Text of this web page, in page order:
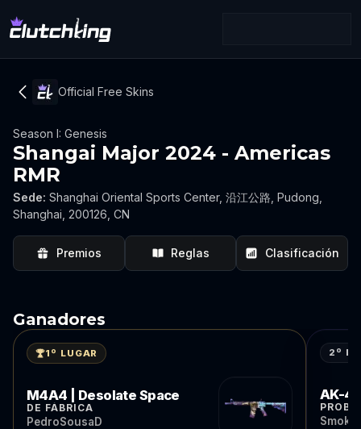
Official Free Skins
Season I: Genesis
Shangai Major 2024 - Americas
RMR
Sede: Shanghai Oriental Sports Center, 沿江公路, Pudong,
Shanghai, 200126, CN
Premios Reglas Clasificación
Ganadores
1º LUGAR
M4A4 | Desolate Space
DE FÁBRICA
PedroSousaD
2º
AK-